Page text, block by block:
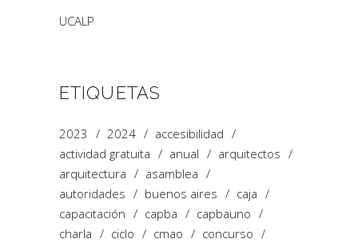
UCALP
ETIQUETAS
2023 2024
accesibilidad
actividad gratuita
anual
arquitectos
arquitectura
asamblea
autoridades
buenos aires
caja
capacitación
capba
capbauno
charla
ciclo cmao
concurso